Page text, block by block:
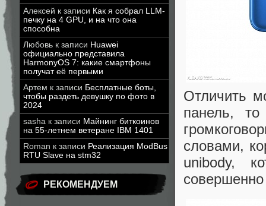
Алексей к записи Как я собрал LLM-
печку на 4 GPU, и на что она
способна
Любовь к записи Huawei
официально представила
HarmonyOS 7: какие смартфоны
получат её первыми
Артем к записи Бесплатные боты,
чтобы раздеть девушку по фото в
2024
sasha к записи Майнинг биткоинов
на 55-летнем ветеране IBM 1401
Roman к записи Реализация ModBus
RTU Slave на stm32
РЕКОМЕНДУЕМ
Отличить
панель,
словами,
unibody,